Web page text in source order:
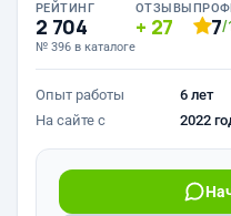
РЕЙТИНГ
2 704
№ 396 в каталоге
ОТЗЫВЫ
27 7/
Опыт работы
6 лет
На сайте с
2022